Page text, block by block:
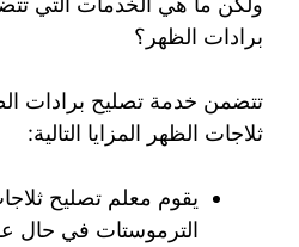
برادات الظهر؟
تتضمن خدمة تصليح برادات
ثلاجات الظهر المزايا التالية:
يقوم معلم تصليح
الترموستات في حال